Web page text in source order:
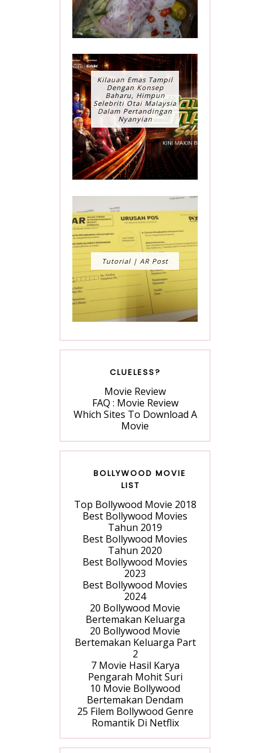
Kilauan Emas Tampil
Dengan Konsep
Baharu, Himpun
Selebriti Otai Malaysia
Dalam Pertandingan
Nyanyian
Tutorial | AR Post
CLUELESS?
Movie Review
FAQ : Movie Review
Which Sites To Download A
Movie
BOLLYWOOD MOVIE
LIST
Top Bollywood Movie 2018
Best Bollywood Movies
Tahun 2019
Best Bollywood Movies
Tahun 2020
Best Bollywood Movies
2023
Best Bollywood Movies
2024
20 Bollywood Movie
Bertemakan Keluarga
20 Bollywood Movie
Bertemakan Keluarga Part
2
7 Movie Hasil Karya
Pengarah Mohit Suri
10 Movie Bollywood
Bertemakan Dendam
25 Filem Bollywood Genre
Romantik Di Netflix